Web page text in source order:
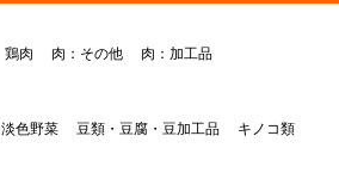
鶏肉 肉：その他 肉：加工品
淡色野菜 豆類・豆腐・豆加工品
キノコ類